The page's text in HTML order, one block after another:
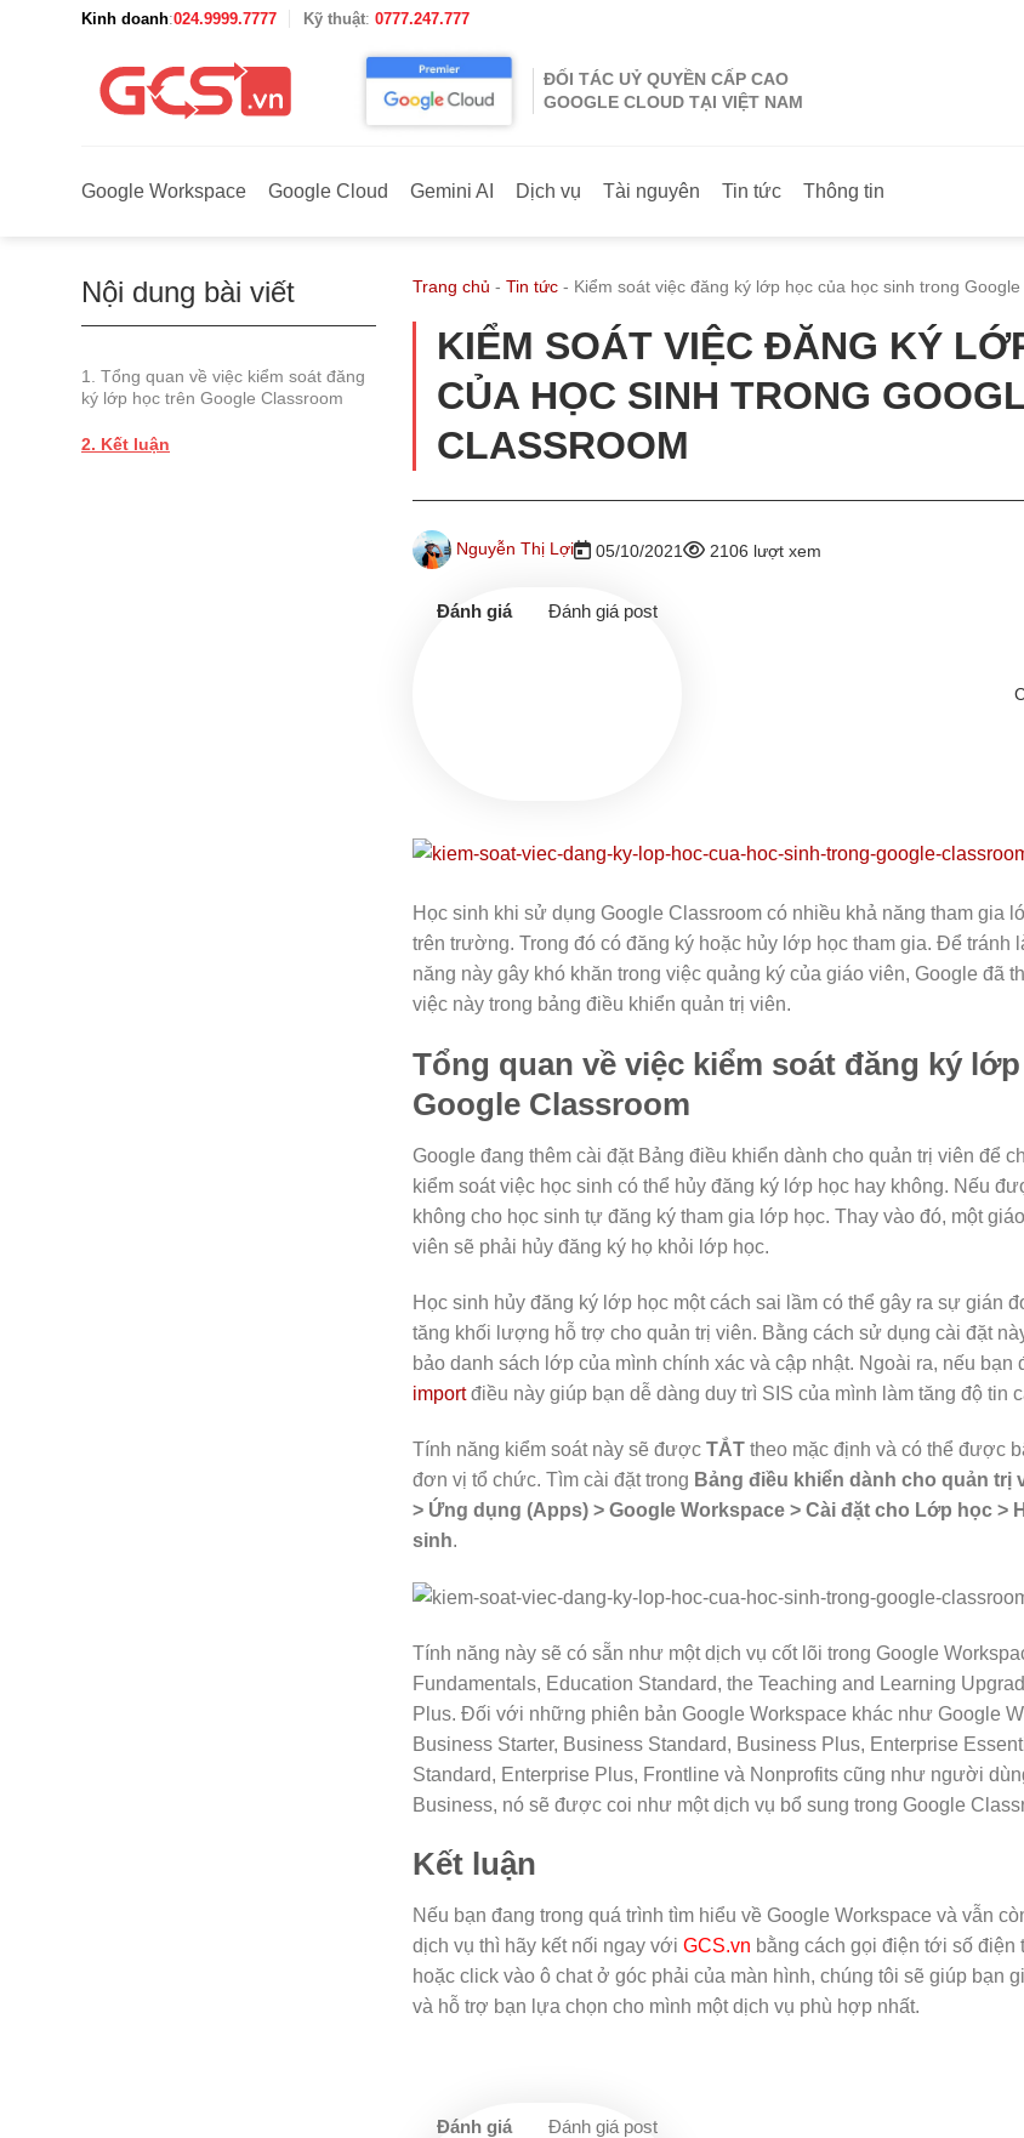
Kinh doanh:024.9999.7777 Kỹ thuật:0777.247.777
ĐỐI TÁC UỶ QUYỀN CẤP CAO
GOOGLE CLOUD TẠI VIỆT NAM
Google Workspace Google Cloud Gemini AI Dịch vụ Tài nguyên Tin tức Thông tin
Nội dung bài viết
Tổng quan về việc kiểm soát đăng
ký lớp học trên Google Classroom
Kết luận
Trang chủ - Tin tức- Kiểm soát việc đăng ký lớp học của học sinh trong
KIỂM SOÁT VIỆC ĐĂNG KÝ
CỦA HỌC SINH TRONG
CLASSROOM
Nguyễn Thị Lợi 05/10/2021 2106 lượt xem
Đánh giá post
Học sinh khi sử dụng Google Classroom có nhiều khả năng tham gia
trên trường. Trong đó có đăng ký hoặc hủy lớp học tham gia. Để tránh
năng này gây khó khăn trong việc quảng ký của giáo viên, Google đã
việc này trong bảng điều khiển quản trị viên.
Tổng quan về việc kiểm soát đăng ký
Google Classroom
Google đang thêm cài đặt Bảng điều khiển dành cho quản trị viên để
kiểm soát việc học sinh có thể hủy đăng ký lớp học hay không. Nếu
không cho học sinh tự đăng ký tham gia lớp học. Thay vào đó, một
viên sẽ phải hủy đăng ký họ khỏi lớp học.
Học sinh hủy đăng ký lớp học một cách sai lầm có thể gây ra sự gián
tăng khối lượng hỗ trợ cho quản trị viên. Bằng cách sử dụng cài đặt
bảo danh sách lớp của mình chính xác và cập nhật. Ngoài ra, nếu bạn
importđiều này giúp bạn dễ dàng duy trì SIS của mình làm tăng độ tin
Tính năng kiểm soát này sẽ được TẮT theo mặc định và có thể được
đơn vị tổ chức. Tìm cài đặt trong Bảng điều khiển dành cho quản trị
> Ứng dụng (Apps) > Google Workspace > Cài đặt cho Lớp học >
sinh.
Tính năng này sẽ có sẵn như một dịch vụ cốt lõi trong Google
Fundamentals, Education Standard, the Teaching and Learning
Plus. Đối với những phiên bản Google Workspace khác như Google
Business Starter, Business Standard, Business Plus, Enterprise
Standard, Enterprise Plus, Frontline và Nonprofits cũng như người
Business, nó sẽ được coi như một dịch vụ bổ sung trong Google
Kết luận
Nếu bạn đang trong quá trình tìm hiểu về Google Workspace và vẫn
dịch vụ thì hãy kết nối ngay với GCS.vn bằng cách gọi điện tới số điện
hoặc click vào ô chat ở góc phải của màn hình, chúng tôi sẽ giúp bạn
và hỗ trợ bạn lựa chọn cho mình một dịch vụ phù hợp nhất.
Đánh giá post